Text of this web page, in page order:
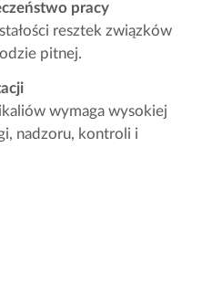
pracy
resztek związków
pitnej.
wymaga wysokiej
nadzoru, kontroli i